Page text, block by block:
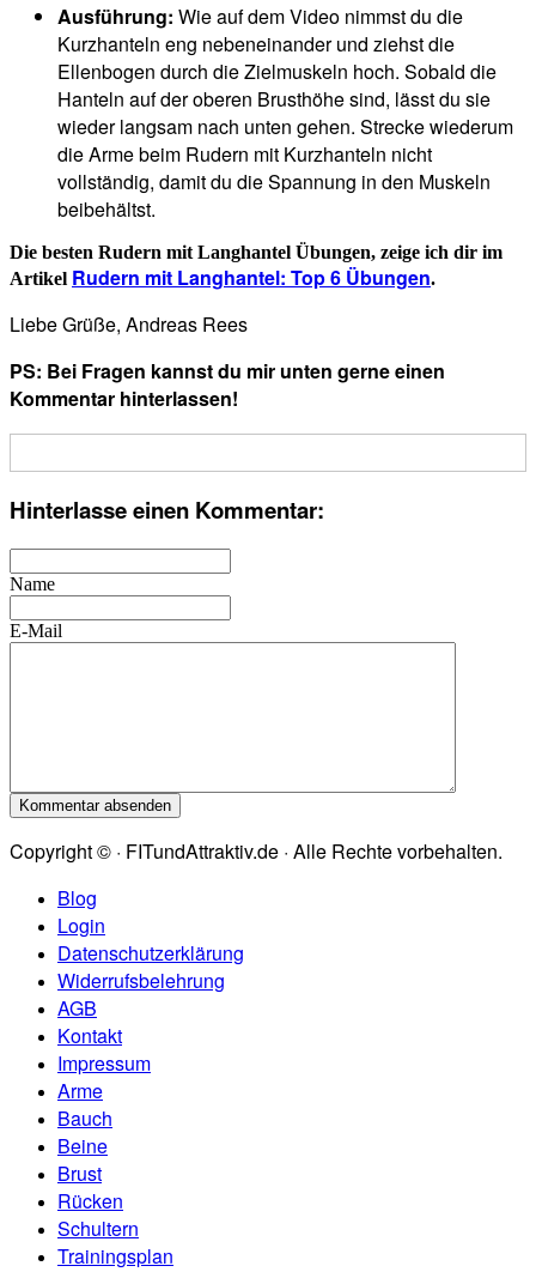
Ausführung: Wie auf dem Video nimmst du die
Kurzhanteln eng nebeneinander und ziehst die
Ellenbogen durch die Zielmuskeln hoch. Sobald die
Hanteln auf der oberen Brusthöhe sind, lässt du sie
wieder langsam nach unten gehen. Strecke wiederum
die Arme beim Rudern mit Kurzhanteln nicht
vollständig, damit du die Spannung in den Muskeln
beibehältst.
Die besten Rudern mit Langhantel Übungen, zeige ich dir im
Artikel Rudern mit Langhantel: Top 6 Übungen.
Liebe Grüße, Andreas Rees
PS: Bei Fragen kannst du mir unten gerne einen
Kommentar hinterlassen!
Hinterlasse einen Kommentar:
Name
E-Mail
Copyright © · FITundAttraktiv.de · Alle Rechte vorbehalten.
Blog
Login
Datenschutzerklärung
Widerrufsbelehrung
AGB
Kontakt
Impressum
Arme
Bauch
Beine
Brust
Rücken
Schultern
Trainingsplan